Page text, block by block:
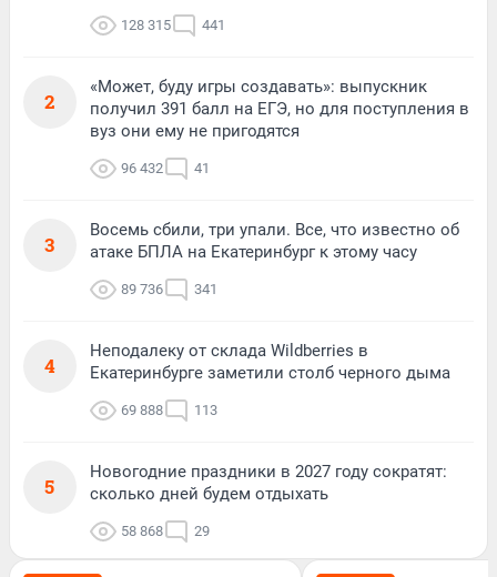
128 315 441
2
«Может, буду игры создавать»: выпускник
получил 391 балл на ЕГЭ, но для поступления в
вуз они ему не пригодятся
96 432 41
3
Восемь сбили, три упали. Все, что известно об
атаке БПЛА на Екатеринбург к этому часу
89 736 341
4
Неподалеку от склада Wildberries в
Екатеринбурге заметили столб черного дыма
69 888 113
5
Новогодние праздники в 2027 году сократят:
сколько дней будем отдыхать
58 868 29